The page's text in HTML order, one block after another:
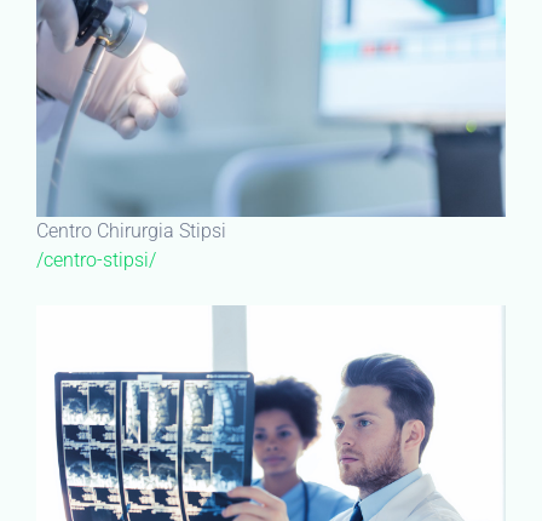
Centro Chirurgia Stipsi
/centro-stipsi/